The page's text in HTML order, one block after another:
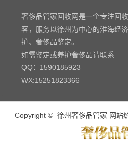
奢侈品管家回收网是一个专注回
客，服务以徐州为中心的淮海经
护、奢侈品鉴定。
如需鉴定或养护奢侈品请联系
QQ：1590185923
WX:15251823366
Copyright © 徐州奢侈品管家 网站